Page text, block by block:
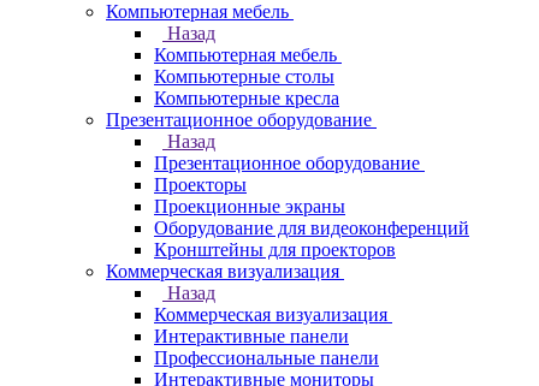
Компьютерная мебель
Назад
Компьютерная мебель
Компьютерные столы
Компьютерные кресла
Презентационное оборудование
Назад
Презентационное оборудование
Проекторы
Проекционные экраны
Оборудование для видеоконференций
Кронштейны для проекторов
Коммерческая визуализация
Назад
Коммерческая визуализация
Интерактивные панели
Профессиональные панели
Интерактивные мониторы